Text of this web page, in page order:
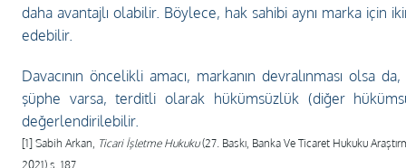
daha avantajlı olabilir. Böylece, hak sahibi aynı marka için
edebilir.
Davacının öncelikli amacı, markanın devralınması
şüphe varsa, terditli olarak hükümsüzlük (diğer
değerlendirilebilir.
[1] Sabih Arkan, Ticari İşletme Hukuku (27. Baskı, Banka Ve Ticaret Hukuku
2021) s. 187